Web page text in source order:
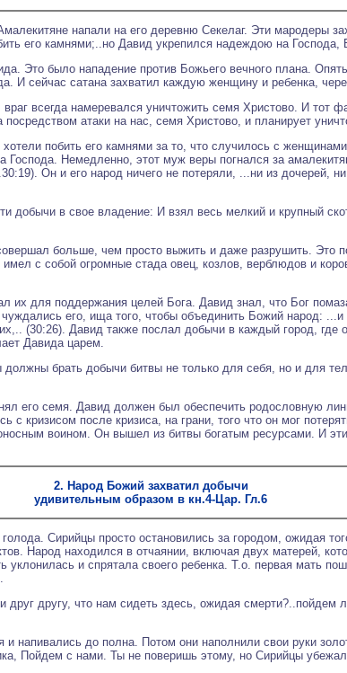
напали на его деревню Секелаг. Эти мародеры
его камнями;..но Давид укрепился надеждою на Господа,
Это было нападение против Божьего вечного плана.
И сейчас сатана захватил каждую женщину и ребенка,
всегда намеревался уничтожить семя Христово. И тот
атаки на нас, семя Христово, и планирует
побить его камнями за то, что случилось с
Немедленно, этот муж веры погнался за
Он и его народ ничего не потеряли, ...ни из дочерей,
добычи в свое владение: И взял весь мелкий и крупный
больше, чем просто выжить и даже разрушить. Это
с собой огромные стада овец, козлов, верблюдов и
их для поддержания целей Бога. Давид знал, что Бог
его, ища того, чтобы объединить Божий народ:
(30:26). Давид также послал добычи в каждый город,
Давида царем.
брать добычи битвы не только для себя, но и для
его семя. Давид должен был обеспечить родословную
с кризисом после кризиса, на грани, того что он мог
воином. Он вышел из битвы богатым ресурсами. И
2. Hарод Божий захватил добычи
удивительным образом в кн.4-Цар. Гл.6
Сирийцы просто остановились за городом, ожидая
Народ находился в отчаянии, включая двух матерей,
уклонилась и спрятала своего ребенка. Т.о. первая мать
друг другу, что нам сидеть здесь, ожидая
и напивались до полна. Потом они наполнили свои руки
Пойдем с нами. Ты не поверишь этому, но Сирийцы